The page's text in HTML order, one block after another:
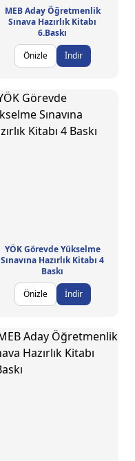
MEB Aday Öğretmenlik
Sınava Hazırlık Kitabı
6.Baskı
Önizle
İndir
YÖK Görevde Yükselme
Sınavına Hazırlık Kitabı 4
Baskı
Önizle
İndir